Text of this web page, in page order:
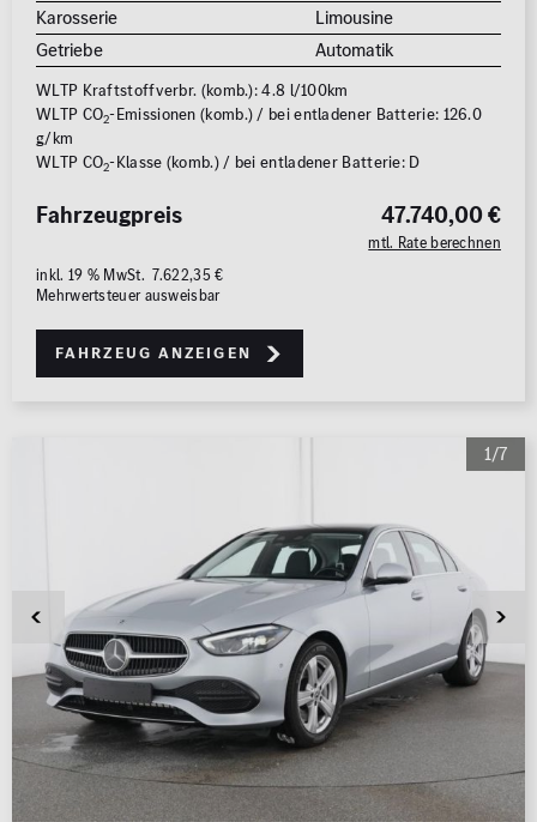
Karosserie
Limousine
Getriebe
Automatik
WLTP Kraftstoffverbr. (komb.): 4.8 l/100km
WLTP CO2-Emissionen (komb.) / bei entladener Batterie: 126.0
g/km
WLTP CO2-Klasse (komb.) / bei entladener Batterie: D
47.740,00 €
mtl. Rate berechnen
Fahrzeugpreis
inkl. 19 % MwSt. 7.622,35 €
Mehrwertsteuer ausweisbar
Fahrzeug anzeigen
1/7